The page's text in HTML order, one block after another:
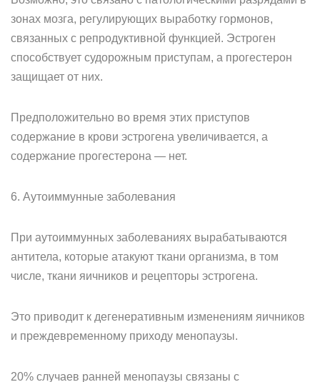
зонах мозга, регулирующих выработку гормонов,
связанных с репродуктивной функцией. Эстроген
способствует судорожным приступам, а прогестерон
защищает от них.
Предположительно во время этих приступов
содержание в крови эстрогена увеличивается, а
содержание прогестерона — нет.
6. Аутоиммунные заболевания
При аутоиммунных заболеваниях вырабатываются
антитела, которые атакуют ткани организма, в том
числе, ткани яичников и рецепторы эстрогена.
Это приводит к дегенеративным изменениям яичников
и преждевременному приходу менопаузы.
20% случаев ранней менопаузы связаны с